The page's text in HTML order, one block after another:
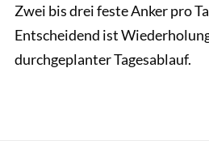
Zwei bis drei feste Anker pro
Entscheidend ist
durchgeplanter Tagesablauf.